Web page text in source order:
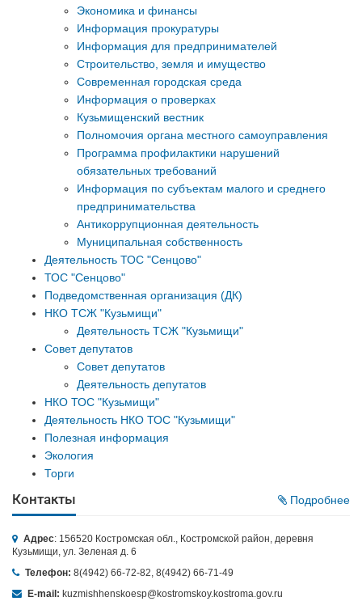
Экономика и финансы
Информация прокуратуры
Информация для предпринимателей
Строительство, земля и имущество
Современная городская среда
Информация о проверках
Кузьмищенский вестник
Полномочия органа местного самоуправления
Программа профилактики нарушений
обязательных требований
Информация по субъектам малого и среднего
предпринимательства
Антикоррупционная деятельность
Муниципальная собственность
Деятельность ТОС "Сенцово"
ТОС "Сенцово"
Подведомственная организация (ДК)
НКО ТСЖ "Кузьмищи"
Деятельность ТСЖ "Кузьмищи"
Совет депутатов
Совет депутатов
Деятельность депутатов
НКО ТОС "Кузьмищи"
Деятельность НКО ТОС "Кузьмищи"
Полезная информация
Экология
Торги
Контакты Подробнее
Адрес: 156520 Костромская обл., Костромской район, деревня
Кузьмищи, ул. Зеленая д. 6
Телефон: 8(4942) 66-72-82, 8(4942) 66-71-49
E-mail: kuzmishhenskoesp@kostromskoy.kostroma.gov.ru